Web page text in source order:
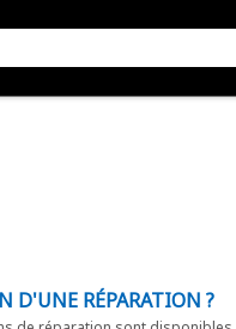
D'UNE RÉPARATION ?